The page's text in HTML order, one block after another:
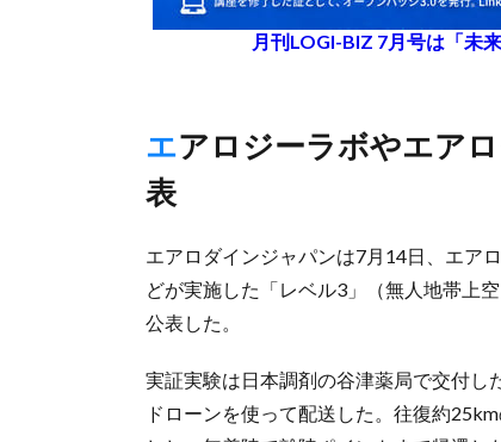
月刊LOGI-BIZ 7月号は「未
エアロジーラボやエアロダインジャパンが実証実験の様子公
表
エアロダインジャパンは7月14日、エア
どが実施した「レベル3」（無人地帯上
公表した。
実証実験は日本調剤の谷津薬局で交付し
ドローンを使って配送した。往復約